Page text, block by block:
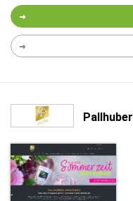
Pallhuber